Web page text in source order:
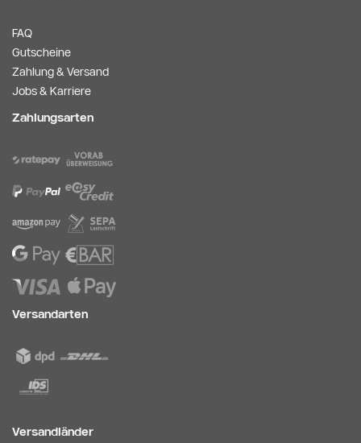
FAQ
Gutscheine
Zahlung & Versand
Jobs & Karriere
Zahlungsarten
Versandarten
Versandländer